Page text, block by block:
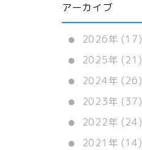
アーカイブ
2026年 (17)
2025年 (21)
2024年 (26)
2023年 (37)
2022年 (24)
2021年 (14)